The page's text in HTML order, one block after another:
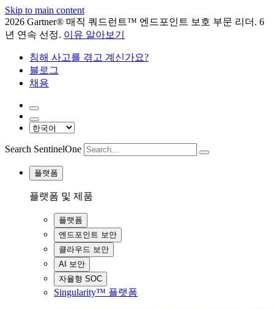
Skip to main content
2026 Gartner® 매직 쿼드런트™ 엔드포인트 보호 부문 리더. 6
년 연속 선정. 이유 알아보기
침해 사고를 겪고 계신가요?
블로그
채용
Search SentinelOne
플랫폼
플랫폼 및 제품
플랫폼
엔드포인트 보안
클라우드 보안
AI 보안
자율형 SOC
Singularity™ 플랫폼